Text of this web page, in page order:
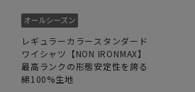
レギュラーカラースタンダード
ワイシャツ【NON IRONMAX】
最高ランクの形態安定性を誇る
綿100%生地